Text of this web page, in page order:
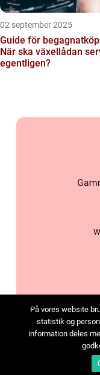
02 september 2025
Guide för
När ska växellådan
egentligen?
På vores website
statistik og
information deles